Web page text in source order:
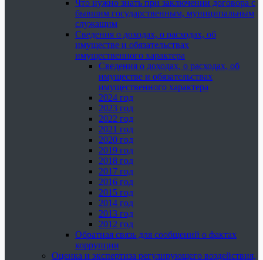
Что нужно знать при заключении договора с
бывшим государственным, муниципальным
служащим
Сведения о доходах, о расходах, об
имуществе и обязательствах
имущественного характера
Сведения о доходах, о расходах, об
имуществе и обязательствах
имущественного характера
2024 год
2023 год
2022 год
2021 год
2020 год
2019 год
2018 год
2017 год
2016 год
2015 год
2014 год
2013 год
2012 год
Обратная связь для сообщений о фактах
коррупции
Оценка и экспертиза регулирующего воздействия,